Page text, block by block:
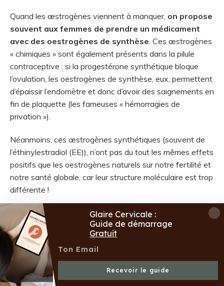
Quand les œstrogènes viennent à manquer, on propose
souvent aux femmes de prendre un médicament
avec des oestrogènes de synthèse . Ces œstrogènes
« chimiques » sont également présents dans la pilule
contraceptive : si la progestérone synthétique bloque
l’ovulation, les oestrogènes de synthèse, eux, permettent
d’épaissir l’endomètre et donc d’avoir des saignements en
fin de plaquette (les fameuses « hémorragies de
privation »).
Néanmoins, ces œstrogènes synthétiques (souvent de
l’éthinylestradiol (EE)), n’ont pas du tout les mêmes effets
positifs que les oestrogènes naturels sur notre fertilité et
notre santé globale, car leur structure moléculaire est trop
différente !
Ils ne sont également pas dénués d’effets
secondaires :
Risques cardiovasculaires majorés (alors que les
« vrais » œstrogènes sont protecteurs !), ce qui
explique qu’ils soient contre-indiqués aux femmes
Glaire Cervicale :
Guide de démarrage
Gratuit
Recevoir le guide